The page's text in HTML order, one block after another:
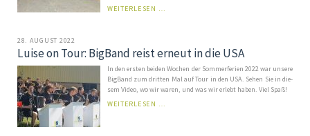
WEITERLESEN …
28. AUGUST 2022
Luise on Tour: BigBand reist erneut in die USA
In den er­sten bei­den Wo­chen der Som­mer­ferien 2022 war un­sere
BigBand zum dritten Mal auf Tour in den USA. Se­hen Sie in die­
sem Vi­deo, wo wir wa­ren, und was wir erlebt ha­ben. Viel Spaß!
WEITERLESEN …